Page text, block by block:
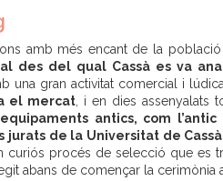
amb més encant de la població
des del qual Cassà es va
una gran activitat comercial i
el mercat, i en dies assenyalats
antics, com
jurats de la Universitat de Cassà
curiós procés de selecció que es
abans de començar la cerimònia